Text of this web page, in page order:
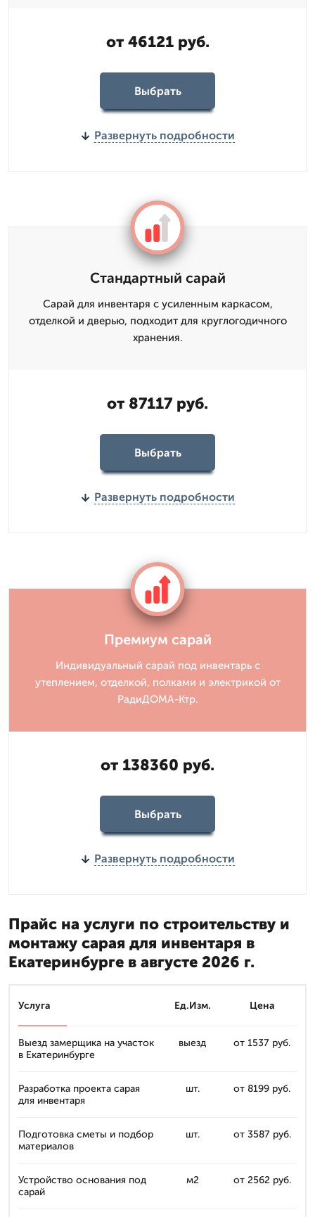
от 46121 руб.
Выбрать
Развернуть подробности
Стандартный сарай
Сарай для инвентаря с усиленным каркасом,
отделкой и дверью, подходит для круглогодичного
хранения.
от 87117 руб.
Выбрать
Развернуть подробности
Премиум сарай
Индивидуальный сарай под инвентарь с
утеплением, отделкой, полками и электрикой от
РадиДОМА-Ктр.
от 138360 руб.
Выбрать
Развернуть подробности
Прайс на услуги по строительству и
монтажу сарая для инвентаря в
Екатеринбурге в августе 2026 г.
Услуга Ед.Изм. Цена
Выезд замерщика на участок
в Екатеринбурге
выезд от 1537 руб.
Разработка проекта сарая
для инвентаря
шт. от 8199 руб.
Подготовка сметы и подбор
материалов
шт. от 3587 руб.
Устройство основания под
сарай
м2 от 2562 руб.